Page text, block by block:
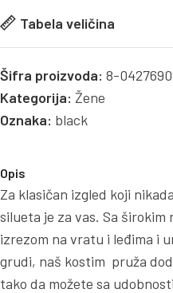
Tabela veličina
Šifra proizvoda: 8-
Kategorija: Žene
Oznaka: black
Opis
Za klasičan izgled koji
silueta je za vas. Sa
izrezom na vratu i leđima i
grudi, naš kostim pruža
tako da možete sa